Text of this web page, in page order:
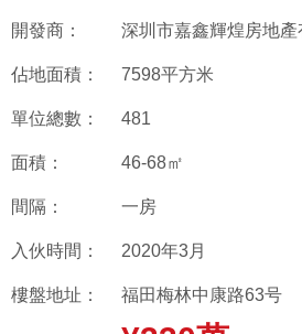
開發商： 深圳市嘉鑫輝煌房地產
佔地面積： 7598平方米
單位總數： 481
面積： 46-68㎡
間隔： 一房
入伙時間： 2020年3月
樓盤地址： 福田梅林中康路63号